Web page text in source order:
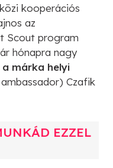
kooperációs
az
Scout program
hónapra nagy
márka helyi
Czafik
EZZEL